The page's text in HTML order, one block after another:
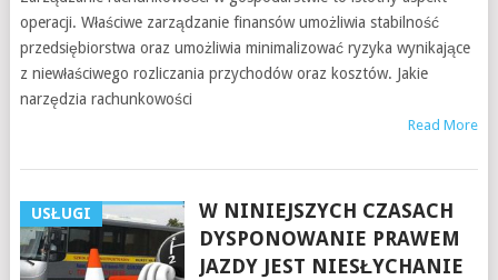
operacji. Właściwe zarządzanie finansów umożliwia stabilność
przedsiębiorstwa oraz umożliwia minimalizować ryzyka wynikające
z niewłaściwego rozliczania przychodów oraz kosztów. Jakie
narzędzia rachunkowości
Read More
USŁUGI
W NINIEJSZYCH CZASACH
DYSPONOWANIE PRAWEM
JAZDY JEST NIESŁYCHANIE